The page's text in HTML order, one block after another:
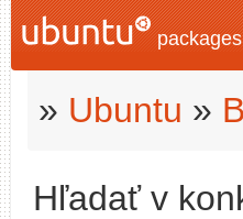
packages
» Ubuntu »
Hľadať v